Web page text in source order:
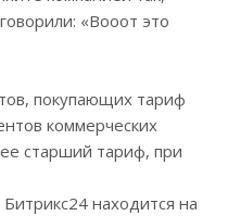
«Вооот это
покупающих тариф
коммерческих
старший тариф, при
находится на